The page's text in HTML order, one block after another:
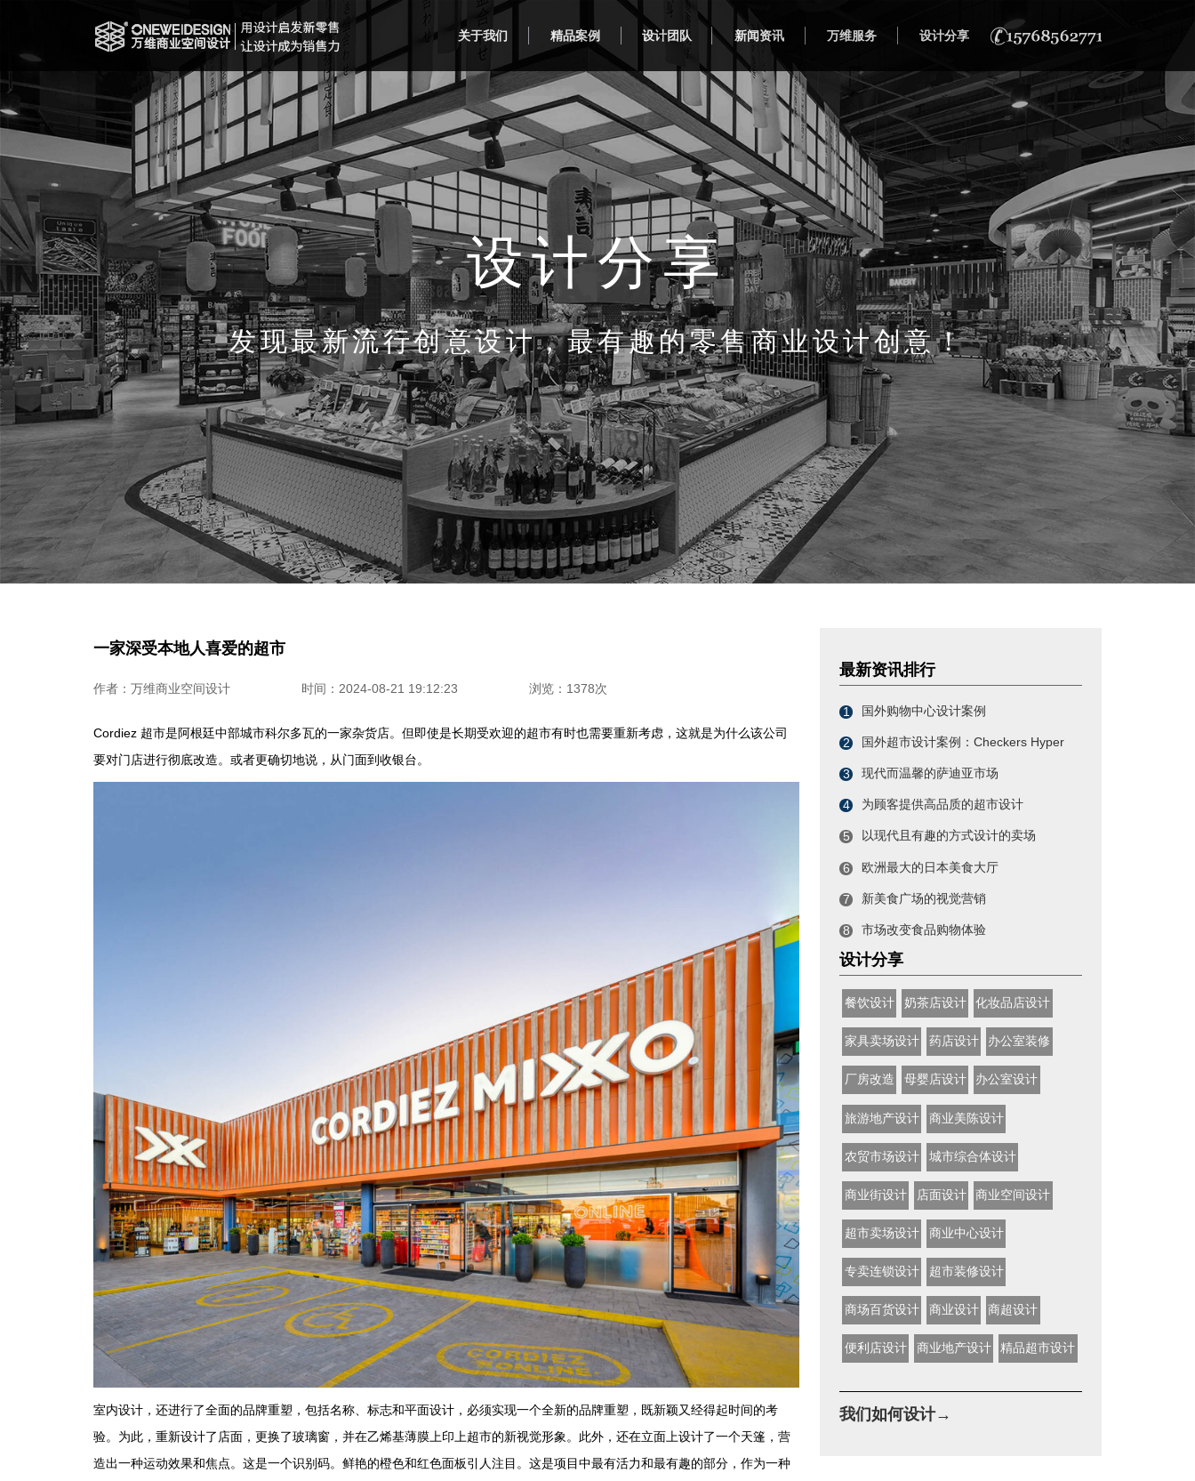
关于我们 精品案例 设计团队 新闻资讯 万维服务 设计分享
设计分享
发现最新流行创意设计，最有趣的零售商业设计创意！
一家深受本地人喜爱的超市
作者：万维商业空间设计 时间：2024-08-21 19:12:23 浏览：1378次
Cordiez 超市是阿根廷中部城市科尔多瓦的一家杂货店。但即使是长期受欢迎的超市有时也需要重新考虑，这就是为什么该公司
要对门店进行彻底改造。或者更确切地说，从门面到收银台。
室内设计，还进行了全面的品牌重塑，包括名称、标志和平面设计，必须实现一个全新的品牌重塑，既新颖又经得起时间的考
验。为此，重新设计了店面，更换了玻璃窗，并在乙烯基薄膜上印上超市的新视觉形象。此外，还在立面上设计了一个天篷，营
造出一种运动效果和焦点。这是一个识别码。鲜艳的橙色和红色面板引人注目。这是项目中最有活力和最有趣的部分，作为一种
最新资讯排行
1 国外购物中心设计案例
2 国外超市设计案例：Checkers Hyper
3 现代而温馨的萨迪亚市场
4 为顾客提供高品质的超市设计
5 以现代且有趣的方式设计的卖场
6 欧洲最大的日本美食大厅
7 新美食广场的视觉营销
8 市场改变食品购物体验
设计分享
餐饮设计 奶茶店设计 化妆品店设计
家具卖场设计 药店设计 办公室装修
厂房改造 母婴店设计 办公室设计
旅游地产设计 商业美陈设计
农贸市场设计 城市综合体设计
商业街设计 店面设计 商业空间设计
超市卖场设计 商业中心设计
专卖连锁设计 超市装修设计
商场百货设计 商业设计 商超设计
便利店设计 商业地产设计 精品超市设计
我们如何设计→